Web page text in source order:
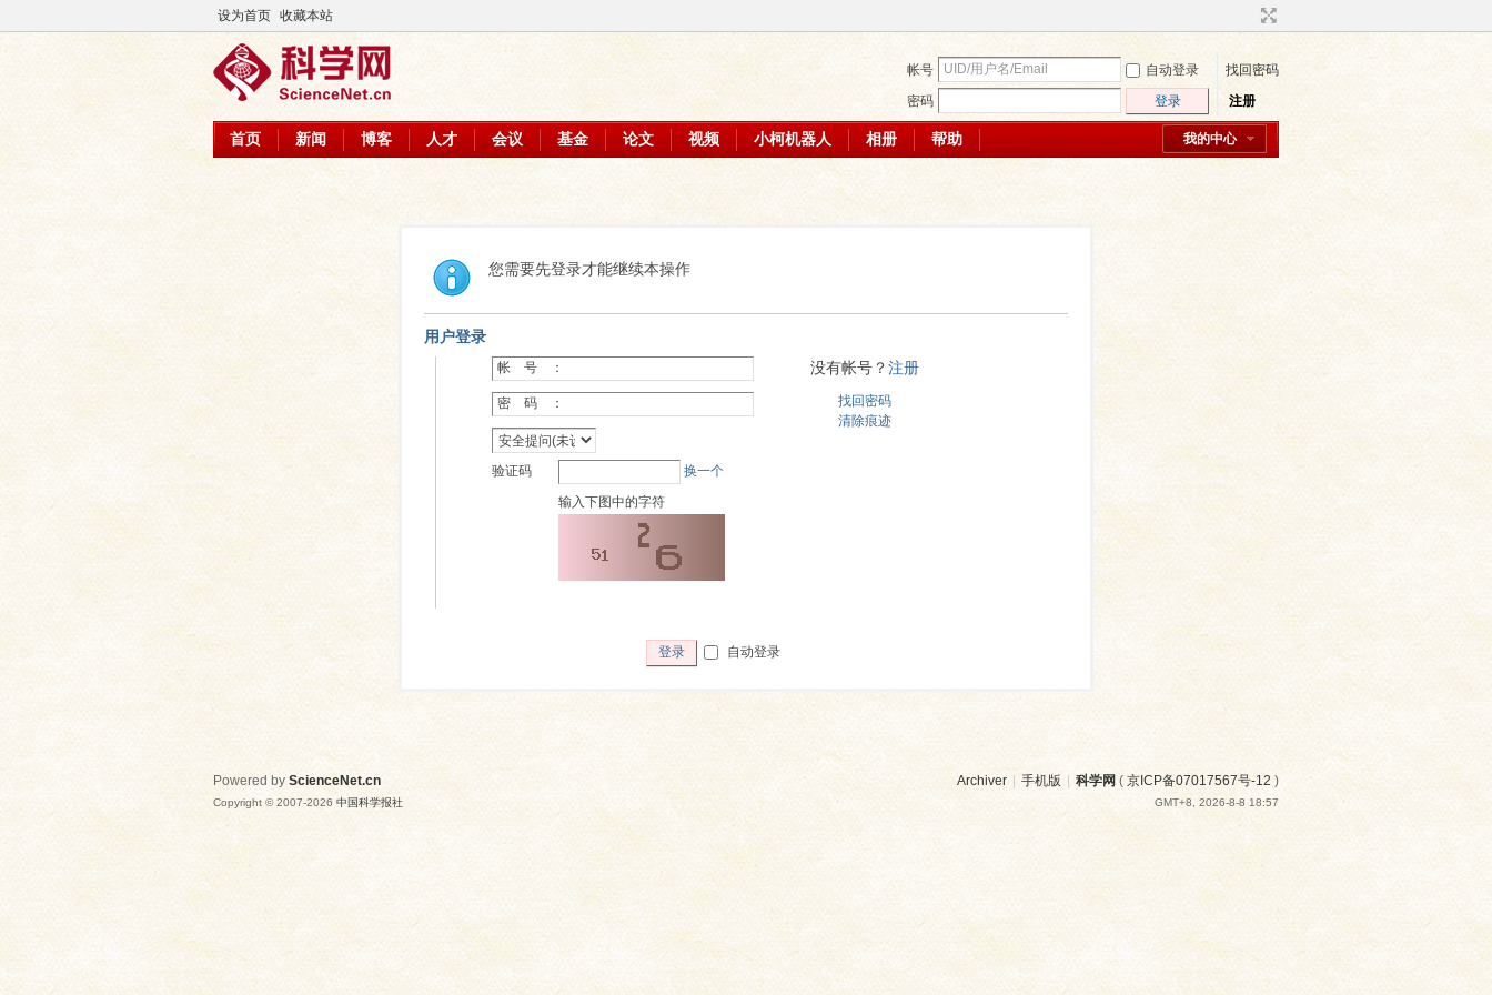
设为首页 收藏本站
帐号 自动登录
找回密码
密码
登录 注册
我的中心
首页 新闻 博客 人才 会议 基金 论文 视频 小柯机器人 相册 帮助
您需要先登录才能继续本操作
用户登录
帐 号 ：
密 码 ：
验证码
换一个
输入下图中的字符
没有帐号？注册
找回密码
清除痕迹
登录 自动登录
Archiver | 手机版 | 科学网 ( 京ICP备07017567号-12 )
GMT+8, 2026-8-8 18:57
Powered by ScienceNet.cn
Copyright © 2007-2026 中国科学报社